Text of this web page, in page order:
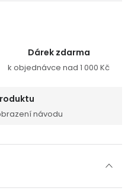
Dárek zdarma
k objednávce nad 1 000 Kč
návodu